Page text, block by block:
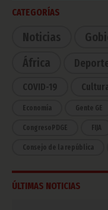
CATEGORÍAS
Noticias
África
COVID-19
Economía Gente GE
CongresoPDGE FIJA
Consejo de la república
ÚLTIMAS NOTICIAS